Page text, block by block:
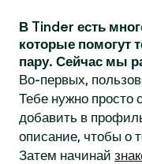
В Tinder есть
которые помогут
пару. Сейчас мы
Во-первых,
Тебе нужно просто
добавить в
описание, чтобы о
Затем начинай